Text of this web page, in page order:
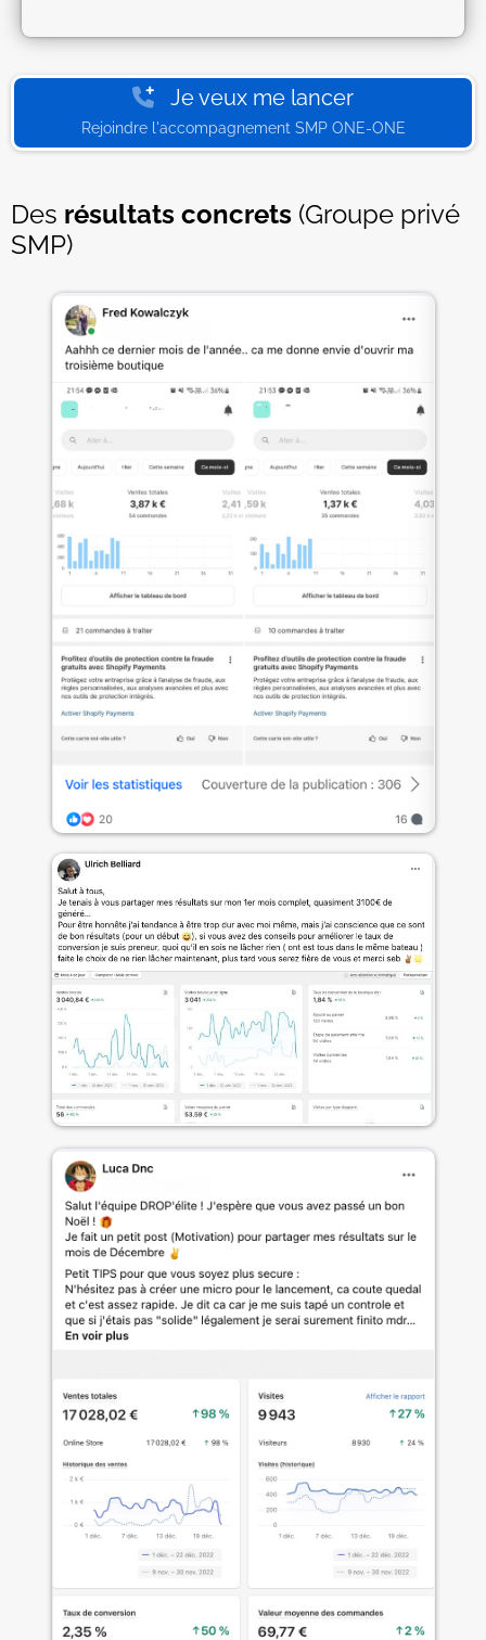
Je veux me lancer
Rejoindre l'accompagnement SMP ONE-ONE
Des résultats concrets (Groupe privé
SMP)